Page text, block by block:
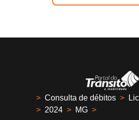
> Consulta de débitos >
> 2024 > MG >